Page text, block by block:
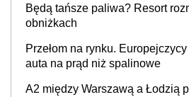
producenta
Będą tańsze paliwa? Resort
obniżkach
Przełom na rynku.
auta na prąd niż spalinowe
A2 między Warszawą a Łodzią